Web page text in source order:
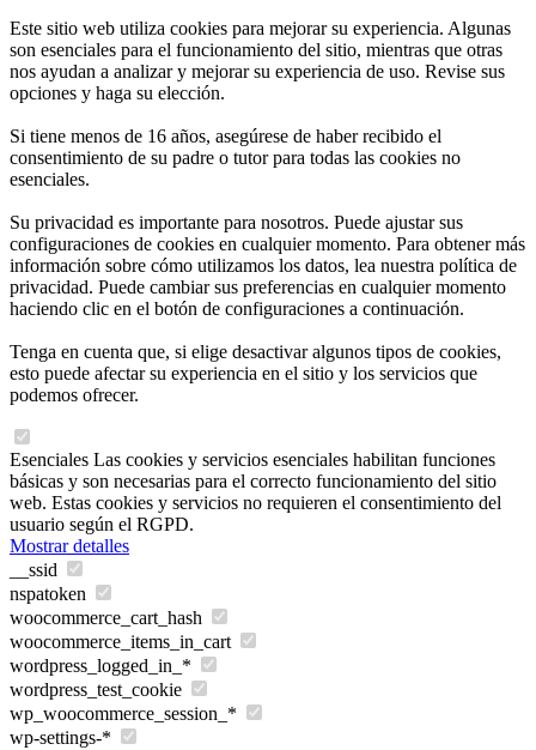
Este sitio web utiliza cookies para mejorar su experiencia. Algunas
son esenciales para el funcionamiento del sitio, mientras que otras
nos ayudan a analizar y mejorar su experiencia de uso. Revise sus
opciones y haga su elección.
Si tiene menos de 16 años, asegúrese de haber recibido el
consentimiento de su padre o tutor para todas las cookies no
esenciales.
Su privacidad es importante para nosotros. Puede ajustar sus
configuraciones de cookies en cualquier momento. Para obtener más
información sobre cómo utilizamos los datos, lea nuestra política de
privacidad. Puede cambiar sus preferencias en cualquier momento
haciendo clic en el botón de configuraciones a continuación.
Tenga en cuenta que, si elige desactivar algunos tipos de cookies,
esto puede afectar su experiencia en el sitio y los servicios que
podemos ofrecer.
Esenciales Las cookies y servicios esenciales habilitan funciones
básicas y son necesarias para el correcto funcionamiento del sitio
web. Estas cookies y servicios no requieren el consentimiento del
usuario según el RGPD.
Mostrar detalles
__ssid
nspatoken
woocommerce_cart_hash
woocommerce_items_in_cart
wordpress_logged_in_*
wordpress_test_cookie
wp_woocommerce_session_*
wp-settings-*